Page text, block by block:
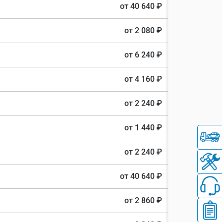
от 40 640 ₽
от 2 080 ₽
от 6 240 ₽
от 4 160 ₽
от 2 240 ₽
от 1 440 ₽
от 2 240 ₽
от 40 640 ₽
от 2 860 ₽